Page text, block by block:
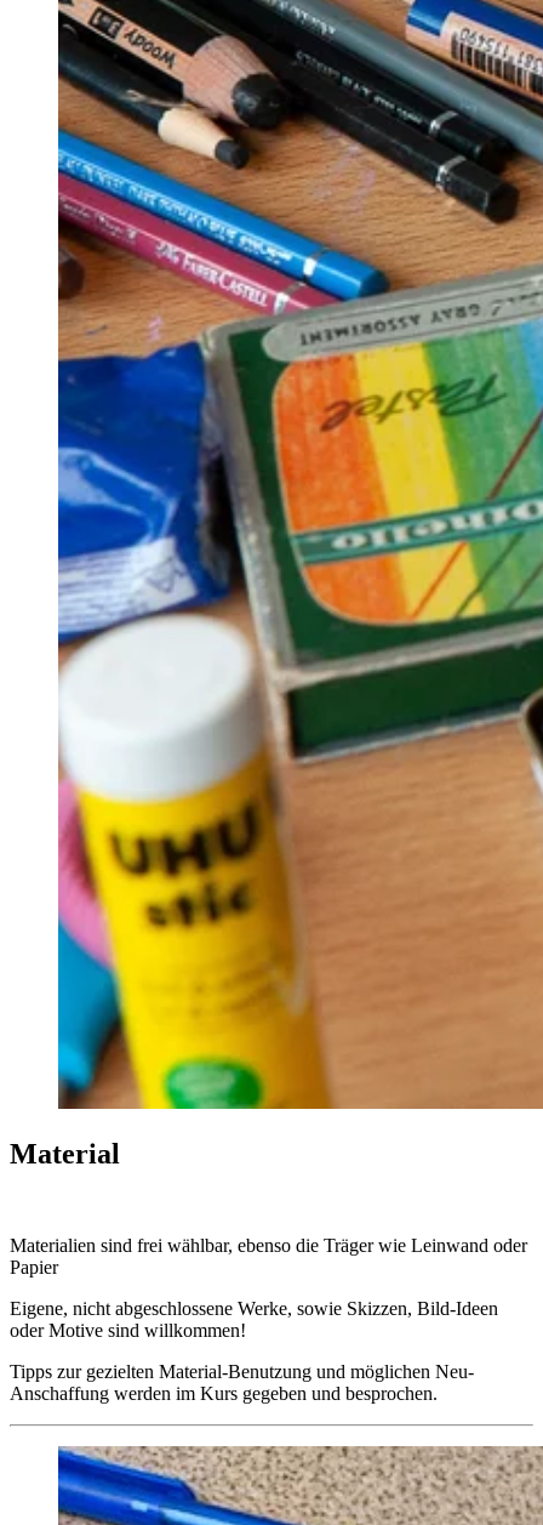
Material
Materialien sind frei wählbar, ebenso die Träger wie Leinwand oder
Papier
Eigene, nicht abgeschlossene Werke, sowie Skizzen, Bild-Ideen
oder Motive sind willkommen!
Tipps zur gezielten Material-Benutzung und möglichen Neu-
Anschaffung werden im Kurs gegeben und besprochen.